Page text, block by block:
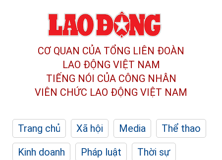
CƠ QUAN CỦA TỔNG LIÊN ĐOÀN
LAO ĐỘNG VIỆT NAM
TIẾNG NÓI CỦA CÔNG NHÂN
VIÊN CHỨC LAO ĐỘNG VIỆT NAM
Trang chủ Xã hội Media
Thể thao
Kinh doanh
Pháp luật
Thời sự